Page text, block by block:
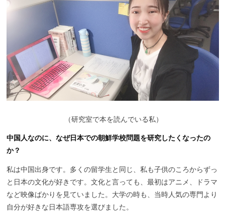
（研究室で本を読んでいる私）
中国人なのに、なぜ日本での朝鮮学校問題を研究したくなったの
か？
私は中国出身です。多くの留学生と同じ、私も子供のころからずっ
と日本の文化が好きです。文化と言っても、最初はアニメ、ドラマ
など映像ばかりを見ていました。大学の時も、当時人気の専門より
自分が好きな日本語専攻を選びました。